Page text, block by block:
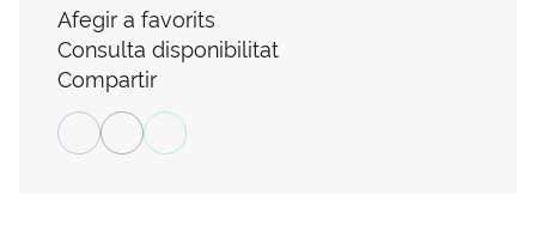
Afegir a favorits
Consulta disponibilitat
Compartir